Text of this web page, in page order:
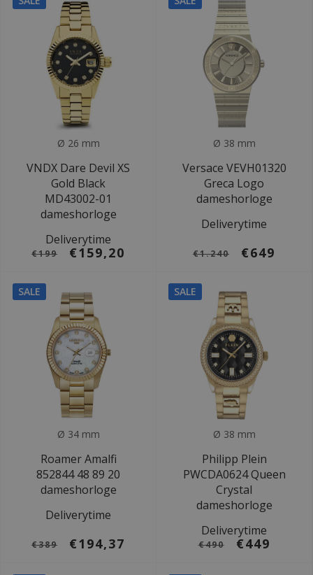
Ø 26 mm
VNDX Dare Devil XS
Gold Black
MD43002-01
dameshorloge
Deliverytime
€199 €159,20
Ø 38 mm
Versace VEVH01320
Greca Logo
dameshorloge
Deliverytime
€1.240 €649
SALE
Ø 34 mm
Roamer Amalfi
852844 48 89 20
dameshorloge
Deliverytime
€389 €194,37
SALE
Ø 38 mm
Philipp Plein
PWCDA0624 Queen
Crystal
dameshorloge
Deliverytime
€490 €449